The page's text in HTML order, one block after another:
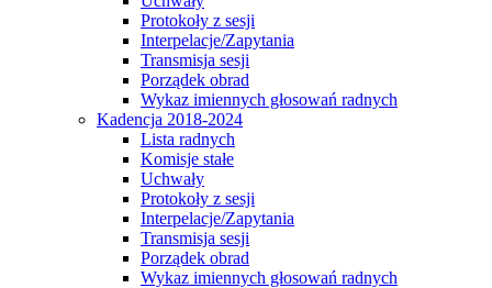
Protokoły z sesji
Interpelacje/Zapytania
Transmisja sesji
Porządek obrad
Wykaz imiennych głosowań radnych
Kadencja 2018-2024
Lista radnych
Komisje stałe
Uchwały
Protokoły z sesji
Interpelacje/Zapytania
Transmisja sesji
Porządek obrad
Wykaz imiennych głosowań radnych